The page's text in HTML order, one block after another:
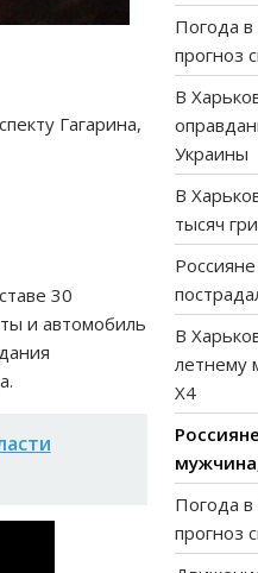
Гагарина,
30
и автомобиль
Погода в
прогноз
В
Украины
В
тысяч
В
летнему
X4
Погода в
прогноз